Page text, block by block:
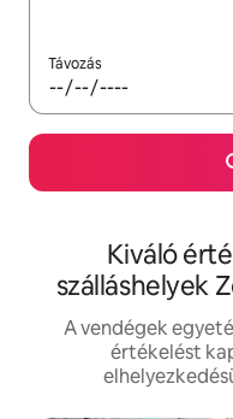
Távozás
Kiváló
szálláshelyek
A vendégek
értékelést